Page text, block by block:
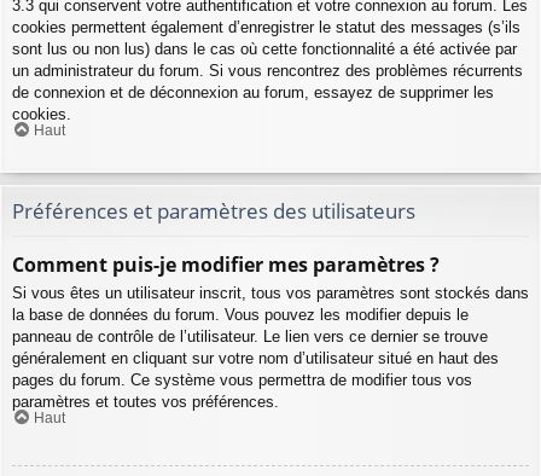
3.3 qui conservent votre authentification et votre connexion au forum. Les
cookies permettent également d’enregistrer le statut des messages (s’ils
sont lus ou non lus) dans le cas où cette fonctionnalité a été activée par
un administrateur du forum. Si vous rencontrez des problèmes récurrents
de connexion et de déconnexion au forum, essayez de supprimer les
cookies.
Haut
Préférences et paramètres des utilisateurs
Comment puis-je modifier mes paramètres ?
Si vous êtes un utilisateur inscrit, tous vos paramètres sont stockés dans
la base de données du forum. Vous pouvez les modifier depuis le
panneau de contrôle de l’utilisateur. Le lien vers ce dernier se trouve
généralement en cliquant sur votre nom d’utilisateur situé en haut des
pages du forum. Ce système vous permettra de modifier tous vos
paramètres et toutes vos préférences.
Haut